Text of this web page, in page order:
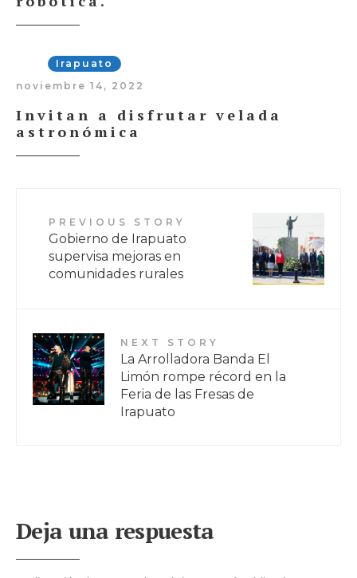
Irapuato
noviembre 14, 2022
Invitan a disfrutar velada
astronómica
PREVIOUS STORY
Gobierno de Irapuato
supervisa mejoras en
comunidades rurales
NEXT STORY
La Arrolladora Banda El
Limón rompe récord en la
Feria de las Fresas de
Irapuato
Deja una respuesta